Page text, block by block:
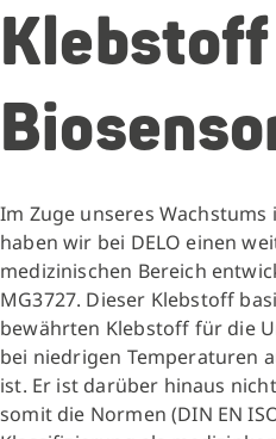
Im Zuge unseres
haben wir bei DELO einen
medizinischen Bereich
MG3727. Dieser Klebstoff
bewährten Klebstoff für die
bei niedrigen Temperaturen
ist. Er ist darüber hinaus
somit die Normen (DIN EN